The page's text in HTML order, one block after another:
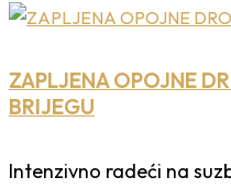
ZAPLJENA OPOJNE
BRIJEGU
Intenzivno radeći na